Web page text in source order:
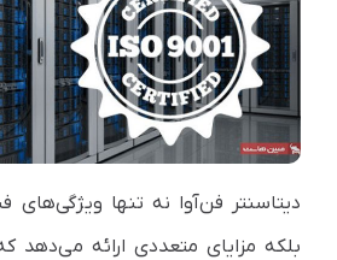
دیتاسنتر فن‌آوا نه تنها ویژگی‌های
بلکه مزایای متعددی ارائه می‌دهد که